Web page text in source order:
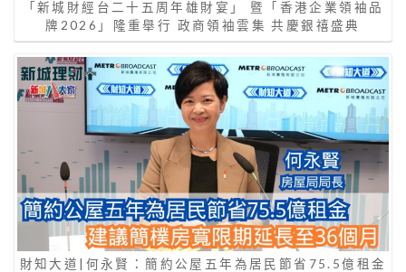
「新城財經台二十五周年雄財宴」 暨「香港企業領袖品
牌2026」隆重舉行 政商領袖雲集 共慶銀禧盛典
財知大道|何永賢：簡約公屋五年為居民節省75.5億租金